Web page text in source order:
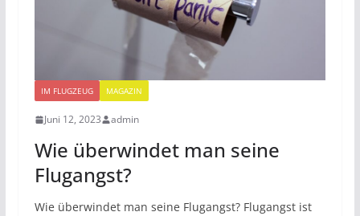
IM FLUGZEUG MAGAZIN
Juni 12, 2023 admin
Wie überwindet man seine
Flugangst?
Wie überwindet man seine Flugangst? Flugangst ist